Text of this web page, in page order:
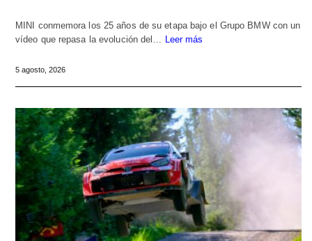
MINI conmemora los 25 años de su etapa bajo el Grupo BMW con un
vídeo que repasa la evolución del… Leer más
5 agosto, 2026